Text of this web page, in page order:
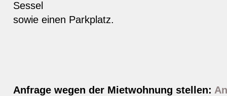
Sessel
sowie einen Parkplatz.
Anfrage wegen der Mietwohnung stellen: